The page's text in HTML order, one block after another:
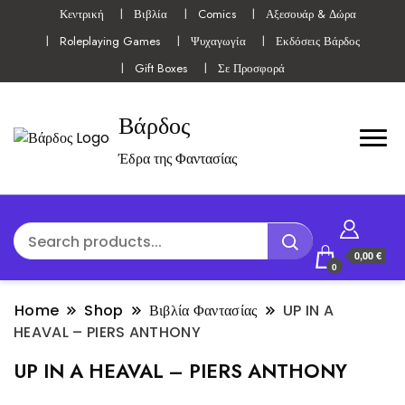
Κεντρική Βιβλία Comics
Αξεσουάρ & Δώρα
Roleplaying Games
Ψυχαγωγία
Εκδόσεις Βάρδος
Gift Boxes
Σε Προσφορά
Βάρδος
Έδρα της Φαντασίας
0
0,00 €
Home Shop Βιβλία Φαντασίας
UP IN A
HEAVAL – PIERS ANTHONY
UP IN A HEAVAL – PIERS ANTHONY